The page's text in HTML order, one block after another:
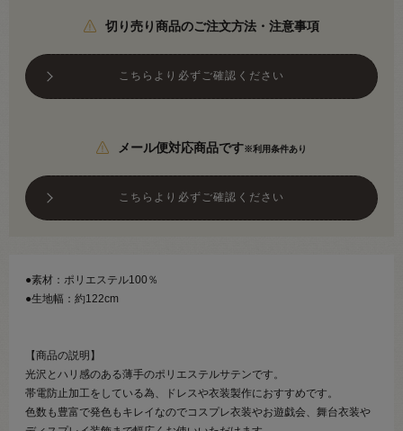
切り売り商品のご注文方法・注意事項
こちらより必ずご確認ください
メール便対応商品です※利用条件あり
こちらより必ずご確認ください
●素材：ポリエステル100％
●生地幅：約122cm
【商品の説明】
光沢とハリ感のある薄手のポリエステルサテンです。
帯電防止加工をしている為、ドレスや衣装製作におすすめです。
色数も豊富で発色もキレイなのでコスプレ衣装やお遊戯会、舞台衣装や